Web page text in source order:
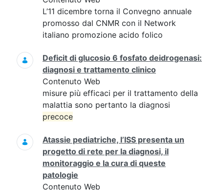
L’11 dicembre torna il Convegno annuale
promosso dal CNMR con il Network
italiano promozione acido folico
Deficit di glucosio 6 fosfato deidrogenasi:
diagnosi e trattamento clinico
Contenuto Web
misure più efficaci per il trattamento della
malattia sono pertanto la diagnosi
precoce
Atassie pediatriche, l’ISS presenta un
progetto di rete per la diagnosi, il
monitoraggio e la cura di queste
patologie
Contenuto Web